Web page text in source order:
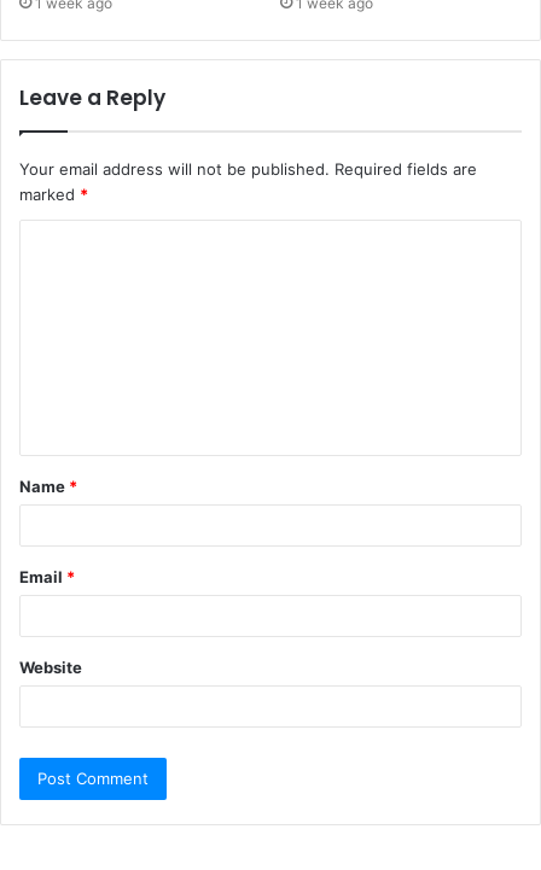
Leave a Reply
Your email address will not be published. Required fields are
marked *
Name *
Email *
Website